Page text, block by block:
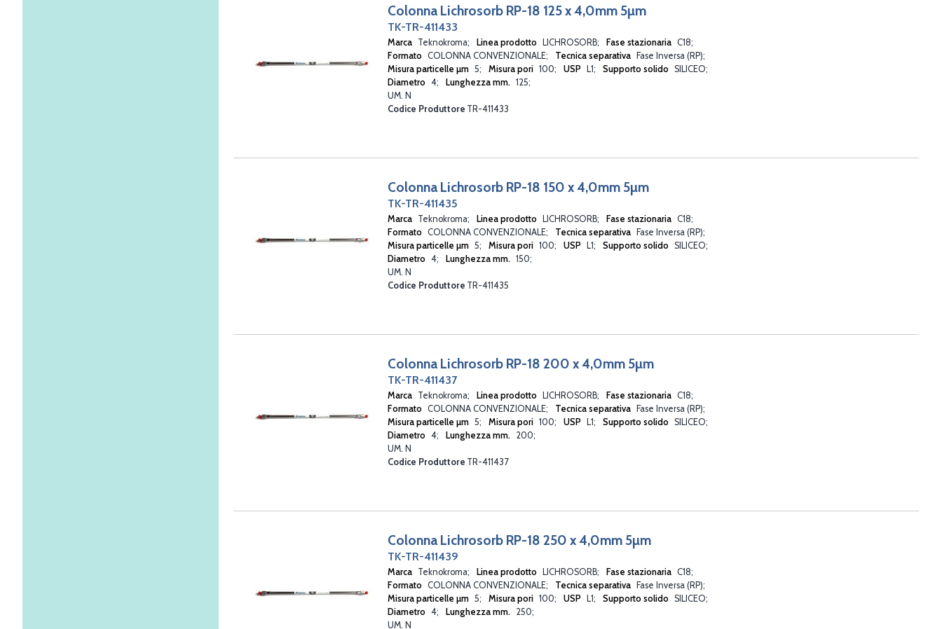
KEYSTONE
LICHROSORB
MABPAC
MEDITERRANEA
Micro SCX LC Columns nanoViper
PEPSWIFT
PROSWIFT
SUNNIEST
SUNRISE
SUNSHELL
SUPERSPHER
SYNCRONIS
TRACER CARBOHYDRATES
TRACER EXCEL 300
Colonna Lichrosorb RP-18 125 x 4,0mm 5µm
TK-TR-411433
Marca Teknokroma Linea prodotto LICHROSORB Fase stazionaria C18
Formato COLONNA CONVENZIONALE Tecnica separativa
Fase Inversa (RP)
Misura particelle µm 5 Misura pori 100 USP L1 Supporto solido SILICEO
Diametro 4 Lunghezza mm. 125
UM. N
Codice Produttore TR-411433
Colonna Lichrosorb RP-18 150 x 4,0mm 5µm
TK-TR-411435
Marca Teknokroma Linea prodotto LICHROSORB Fase stazionaria C18
Formato COLONNA CONVENZIONALE Tecnica separativa
Fase Inversa (RP)
Misura particelle µm 5 Misura pori 100 USP L1 Supporto solido SILICEO
Diametro 4 Lunghezza mm. 150
UM. N
Codice Produttore TR-411435
Colonna Lichrosorb RP-18 200 x 4,0mm 5µm
TK-TR-411437
Marca Teknokroma Linea prodotto LICHROSORB Fase stazionaria C18
Formato COLONNA CONVENZIONALE Tecnica separativa
Fase Inversa (RP)
Misura particelle µm 5 Misura pori 100 USP L1 Supporto solido SILICEO
Diametro 4 Lunghezza mm.
200
UM. N
Codice Produttore TR-411437
Colonna Lichrosorb RP-18 250 x 4,0mm 5µm
TK-TR-411439
Marca Teknokroma Linea prodotto LICHROSORB Fase stazionaria C18
Formato COLONNA CONVENZIONALE Tecnica separativa
Fase Inversa (RP)
Misura particelle µm 5 Misura pori 100 USP L1 Supporto solido SILICEO
Diametro 4 Lunghezza mm.
250
UM. N